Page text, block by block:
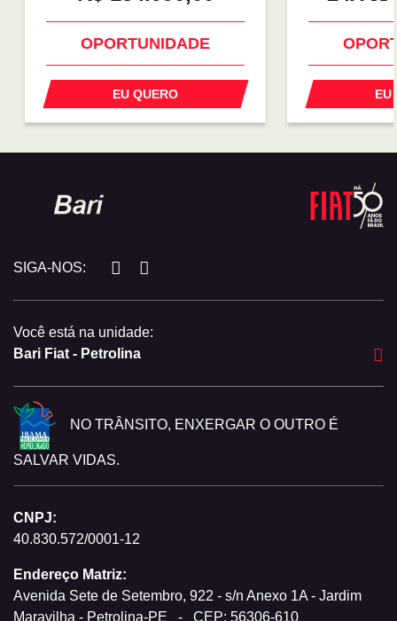
OPORTUNIDADE
EU QUERO EU
SIGA-NOS:
Você está na unidade:
Bari Fiat - Petrolina
NO TRÂNSITO, ENXERGAR O OUTRO É
SALVAR VIDAS.
CNPJ:
40.830.572/0001-12
Endereço Matriz:
Avenida Sete de Setembro, 922 - s/n Anexo 1A - Jardim
Maravilha - Petrolina-PE
- CEP: 56306-610